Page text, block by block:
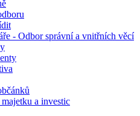
- Odbor správní a vnitřních věcí
a investic